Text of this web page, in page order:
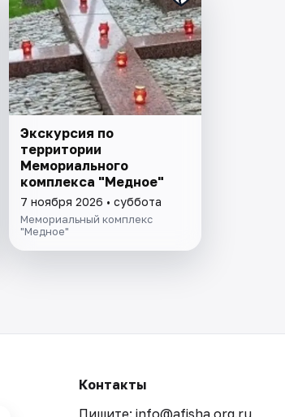
Экскурсия по
территории
Мемориального
комплекса "Медное"
7 ноября 2026 • суббота
Мемориальный комплекс
"Медное"
Контакты
Пишите: info@afisha.org.ru